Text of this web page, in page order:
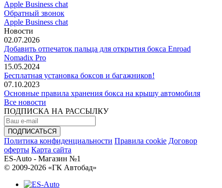
Apple Business chat
Обратный звонок
Apple Business chat
Новости
02.07.2026
Добавить отпечаток пальца для открытия бокса Enroad
Nomadix Pro
15.05.2024
Бесплатная установка боксов и багажников!
07.10.2023
Основные правила хранения бокса на крышу автомобиля
Все новости
ПОДПИСКА НА РАССЫЛКУ
Политика конфиденциальности Правила cookie Договор
оферты Карта сайта
ES-Auto - Магазин №1
© 2009-2026 «ГК Автобад»